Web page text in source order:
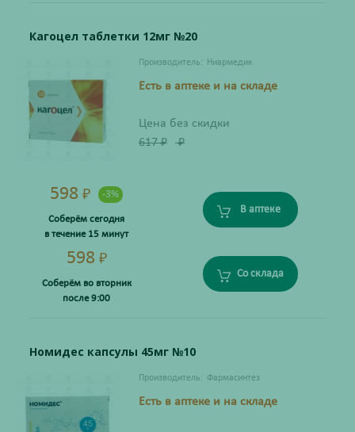
Кагоцел таблетки 12мг №20
Производитель: Ниармедик
Есть в аптеке и на складе
Цена без скидки
617₽ ₽
598 ₽ -3%
Соберём сегодня
в течение 15 минут
В аптеке
598 ₽
Соберём во вторник
после 9:00
Со склада
Номидес капсулы 45мг №10
Производитель: Фармасинтез
Есть в аптеке и на складе